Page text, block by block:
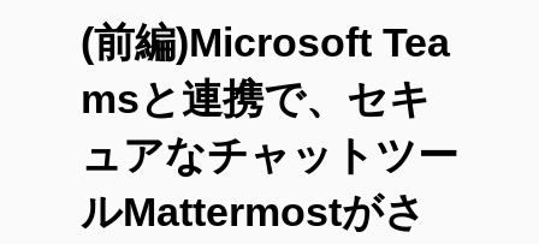
(前編)Microsoft Tea
msと連携で、セキ
ュアなチャットツー
ルMattermostがさ